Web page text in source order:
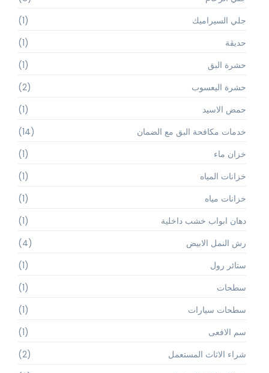
جلي السيراميك
(1)
حديقة
(1)
حشرة البق
(1)
حشرة اليعسوب
(2)
حمض الاسيد
(1)
خدمات مكافحة البق مع الضمان
(14)
خزان ماء
(1)
خزانات المياه
(1)
خزانات مياه
(1)
دهان ابواب خشب داخلية
(1)
رش النمل الابيض
(4)
ستائر رول
(1)
سطحات
(1)
سطحات سيارات
(1)
سم الافعى
(1)
شراء الاثاث المستعمل
(2)